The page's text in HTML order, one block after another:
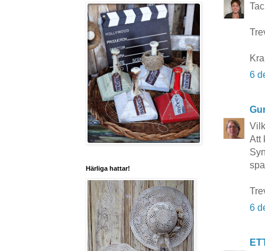
6
Att
6
Härliga hattar!